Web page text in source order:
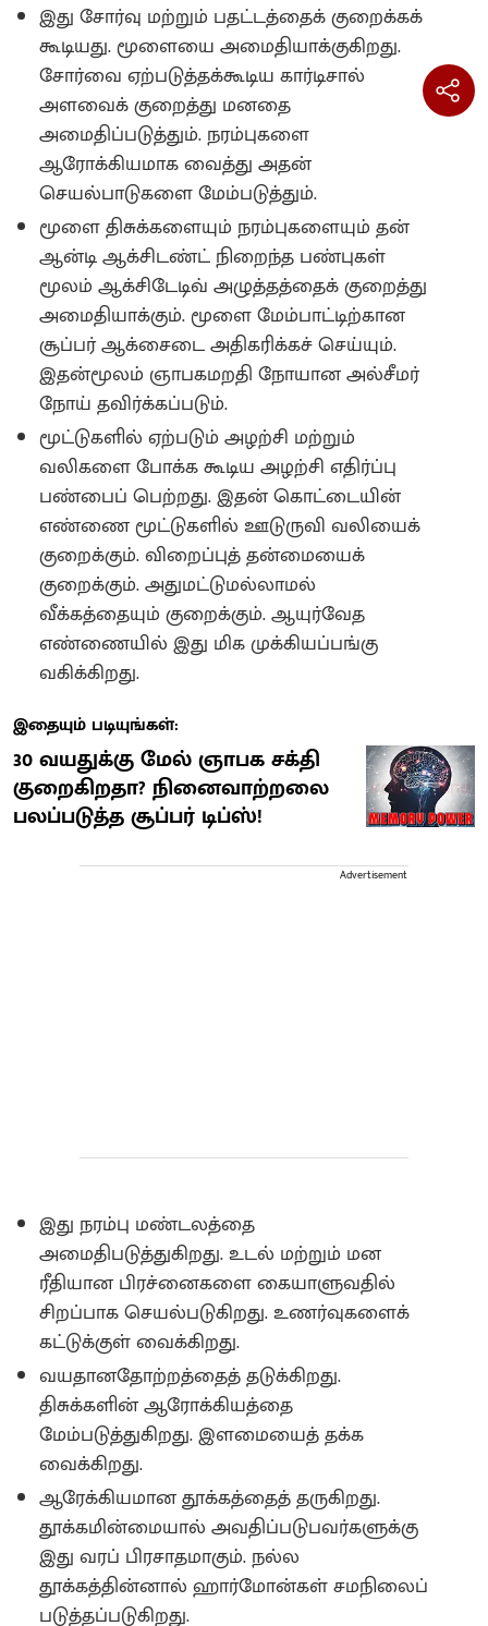
இது சோர்வு மற்றும் பதட்டத்தைக் குறைக்கக்
கூடியது‌. மூளையை அமைதியாக்குகிறது.
சோர்வை ஏற்படுத்தக்கூடிய கார்டிசால்
அளவைக் குறைத்து மனதை
அமைதிப்படுத்தும். நரம்புகளை
ஆரோக்கியமாக வைத்து அதன்
செயல்பாடுகளை மேம்படுத்தும்.
மூளை திசுக்களையும் நரம்புகளையும் தன்
ஆன்டி ஆக்சிடண்ட் நிறைந்த பண்புகள்
மூலம் ஆக்சிடேடிவ் அழுத்தத்தைக் குறைத்து
அமைதியாக்கும். மூளை மேம்பாட்டிற்கான
சூப்பர் ஆக்சைடை அதிகரிக்கச் செய்யும்.
இதன்மூலம் ஞாபகமறதி நோயான அல்சீமர்
நோய் தவிர்க்கப்படும்.
மூட்டுகளில் ஏற்படும் அழற்சி மற்றும்
வலிகளை போக்க கூடிய அழற்சி எதிர்ப்பு
பண்பைப் பெற்றது. இதன் கொட்டையின்
எண்ணை மூட்டுகளில் ஊடுருவி வலியைக்
குறைக்கும். விறைப்புத் தன்மையைக்
குறைக்கும். அதுமட்டுமல்லாமல்
வீக்கத்தையும் குறைக்கும்‌. ஆயுர்வேத
எண்ணையில் இது மிக முக்கியப்பங்கு
வகிக்கிறது‌.
இதையும் படியுங்கள்:
30 வயதுக்கு மேல் ஞாபக சக்தி
குறைகிறதா? நினைவாற்றலை
பலப்படுத்த சூப்பர் டிப்ஸ்!
Advertisement
இது நரம்பு மண்டலத்தை
அமைதிபடுத்துகிறது‌. உடல் மற்றும் மன
ரீதியான பிரச்னைகளை கையாளுவதில்
சிறப்பாக செயல்படுகிறது‌‌. உணர்வுகளைக்
கட்டுக்குள் வைக்கிறது.
வயதானதோற்றத்தைத் தடுக்கிறது‌.
திசுக்களின் ஆரோக்கியத்தை
மேம்படுத்துகிறது. இளமையைத் தக்க
வைக்கிறது.
ஆரேக்கியமான தூக்கத்தைத் தருகிறது.
தூக்கமின்மையால் அவதிப்படுபவர்களுக்கு
இது வரப் பிரசாதமாகும். நல்ல
தூக்கத்தின்னால் ஹார்மோன்கள் சமநிலைப்
படுத்தப்படுகிறது‌.